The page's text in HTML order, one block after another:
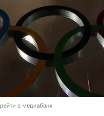
в медиабанк